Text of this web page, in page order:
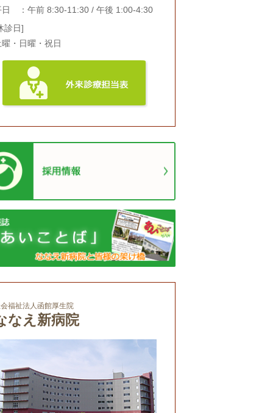
日 ：午前 8:30-11:30 / 午後 1:00-4:30
診日]
曜・日曜・祝日
福祉法人函館厚生院
なえ新病院